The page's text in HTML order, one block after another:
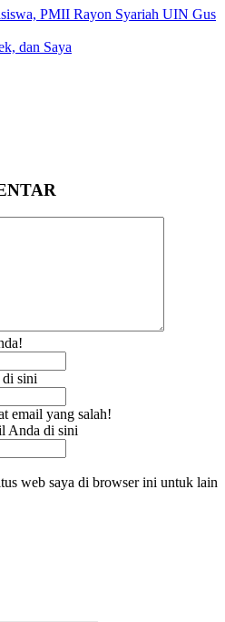
PMII Rayon Syariah UIN Gus
dan Saya
di sini
email yang salah!
Anda di sini
web saya di browser ini untuk lain